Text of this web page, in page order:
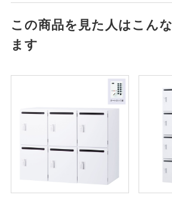
この商品を見た人はこん
ます